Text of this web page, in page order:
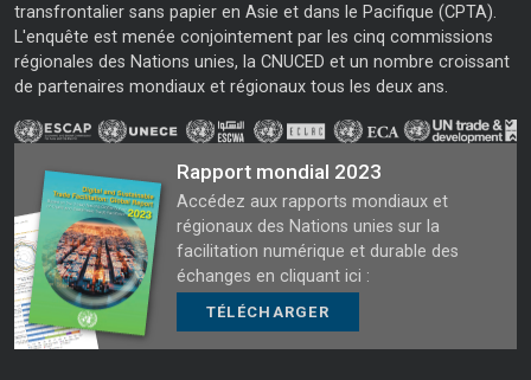
transfrontalier sans papier en Asie et dans le Pacifique (CPTA).
L'enquête est menée conjointement par les cinq commissions
régionales des Nations unies, la CNUCED et un nombre croissant
de partenaires mondiaux et régionaux tous les deux ans.
Rapport mondial 2023
Accédez aux rapports mondiaux et
régionaux des Nations unies sur la
facilitation numérique et durable des
échanges en cliquant ici :
TÉLÉCHARGER